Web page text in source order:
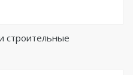
строительные